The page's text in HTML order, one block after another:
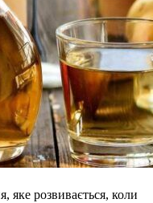
яке розвивається, коли